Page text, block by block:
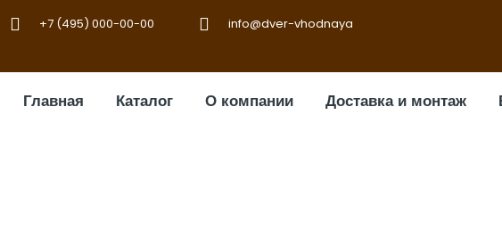
+7 (495) 000-00-00 info@dver-vhodnaya
Главная Каталог О компании Доставка и монтаж